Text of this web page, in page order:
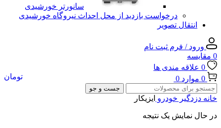
سانورتر خورشیدی
درخواست بازدید از محل احداث نیروگاه خورشیدی
انتقال تصویر
ورود / فرم ثبت نام
0 مقایسه
0 علاقه مندی ها
0 موارد 0 تومان
جست و جو
خانه دزدگیر خودرو ایزیکار
در حال نمایش یک نتیجه